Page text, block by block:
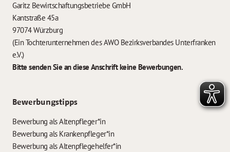
Garitz Bewirtschaftungsbetriebe GmbH
Kantstraße 45a
97074 Würzburg
(Ein Tochterunternehmen des AWO Bezirksverbandes Unterfranken
e.V.)
Bitte senden Sie an diese Anschrift keine Bewerbungen.
Bewerbungstipps
Bewerbung als Altenpfleger*in
Bewerbung als Krankenpfleger*in
Bewerbung als Altenpflegehelfer*in